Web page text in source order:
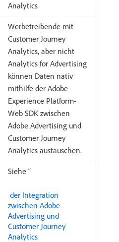
Analytics
Werbetreibende mit
Customer Journey
Analytics, aber nicht
Analytics for Advertising
können Daten nativ
mithilfe der Adobe
Experience Platform-
Web SDK zwischen
Adobe Advertising und
Customer Journey
Analytics austauschen.
Siehe “
​ der Integration
zwischen Adobe
Advertising und
Customer Journey
Analytics